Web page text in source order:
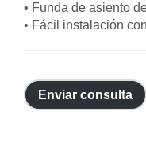
• Funda de asiento
• Fácil instalación
Enviar consulta